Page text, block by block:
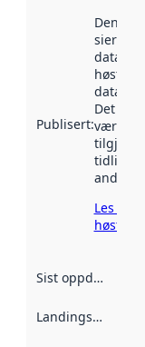
Publisert:
Denne
sier når
høstet av
Det kan
vært
tidligere
andre
Les mer
høsting
Sist oppdatert
Landingsside